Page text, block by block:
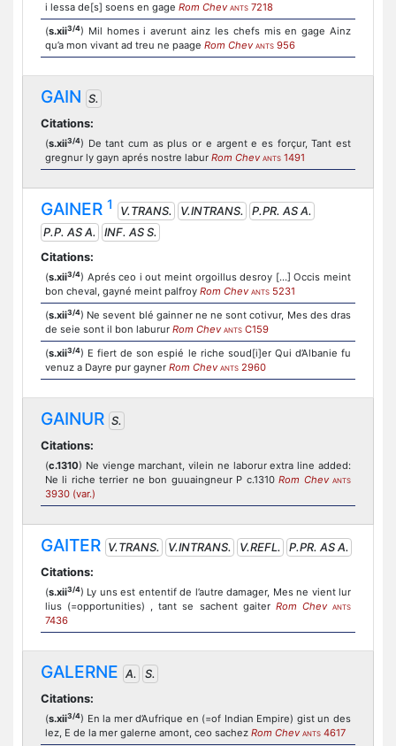
i lessa de[s] soens en gage Rom Chev ANTS 7218
(s.xii3/4) Mil homes i averunt ainz les chefs mis en gage Ainz
qu’a mon vivant ad treu ne paage Rom Chev ANTS 956
GAIN S.
Citations:
(s.xii3/4) De tant cum as plus or e argent e es forçur, Tant est
gregnur ly gayn aprés nostre labur Rom Chev ANTS 1491
GAINER 1 V.TRANS. V.INTRANS.
P.PR. AS A.
P.P. AS A.
INF. AS S.
Citations:
(s.xii3/4) Aprés ceo i out meint orgoillus desroy [...] Occis meint
bon cheval, gayné meint palfroy Rom Chev ANTS 5231
(s.xii3/4) Ne sevent blé gainner ne ne sont cotivur, Mes des dras
de seie sont il bon laburur Rom Chev ANTS C159
(s.xii3/4) E fiert de son espié le riche soud[i]er Qui d’Albanie fu
venuz a Dayre pur gayner Rom Chev ANTS 2960
GAINUR S.
Citations:
(c.1310) Ne vienge marchant, vilein ne laborur extra line added:
Ne li riche terrier ne bon guuaingneur P c.1310Rom Chev ANTS
3930 (var.)
GAITER V.TRANS. V.INTRANS. V.REFL.
P.PR. AS A.
Citations:
(s.xii3/4) Ly uns est ententif de l’autre damager, Mes ne vient lur
lius (=opportunities) , tant se sachent gaiter Rom Chev ANTS
7436
GALERNE A.
S.
Citations:
(s.xii3/4) En la mer d’Aufrique en (=of Indian Empire) gist un des
lez, E de la mer galerne amont, ceo sachez Rom Chev ANTS 4617